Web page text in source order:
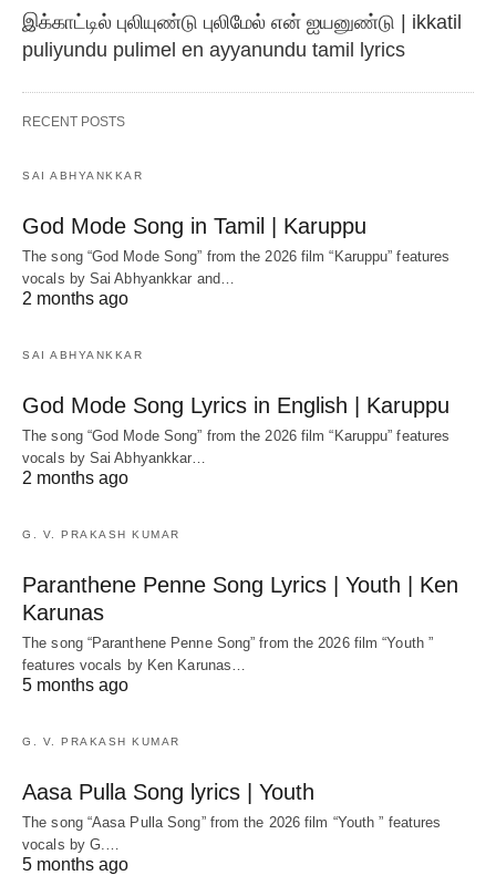
இக்காட்டில் புலியுண்டு புலிமேல் என் ஐயனுண்டு | ikkatil
puliyundu pulimel en ayyanundu tamil lyrics
RECENT POSTS
SAI ABHYANKKAR
God Mode Song in Tamil | Karuppu
The song “God Mode Song” from the 2026 film “Karuppu” features
vocals by Sai Abhyankkar‬ and…
2 months ago
SAI ABHYANKKAR
God Mode Song Lyrics in English | Karuppu
The song “God Mode Song” from the 2026 film “Karuppu” features
vocals by Sai Abhyankkar‬…
2 months ago
G. V. PRAKASH KUMAR
Paranthene Penne Song Lyrics | Youth | Ken
Karunas
The song “Paranthene Penne Song” from the 2026 film “Youth ”
features vocals by Ken Karunas…
5 months ago
G. V. PRAKASH KUMAR
Aasa Pulla Song lyrics | Youth
The song “Aasa Pulla Song” from the 2026 film “Youth ” features
vocals by G.…
5 months ago